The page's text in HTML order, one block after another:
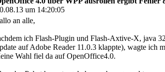
um 14:20:05
an alle,
ich Flash-Plugin und Flash-Axtive-X, java
auf Adobe Reader 11.0.3 klappte), wagte ich
Wahl fiel da auf OpenOffice4.0.